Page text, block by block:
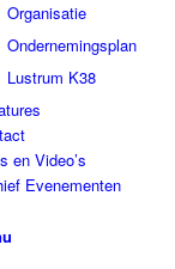
Organisatie
Ondernemingsplan
Lustrum K38
en Video’s
Evenementen